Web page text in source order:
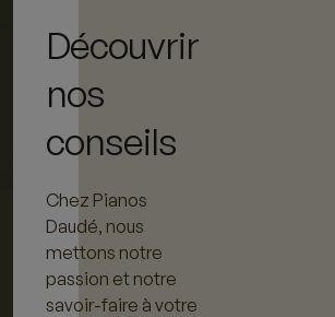
Découvrir
nos
conseils
Chez Pianos
Daudé, nous
mettons notre
passion et notre
savoir-faire à votre